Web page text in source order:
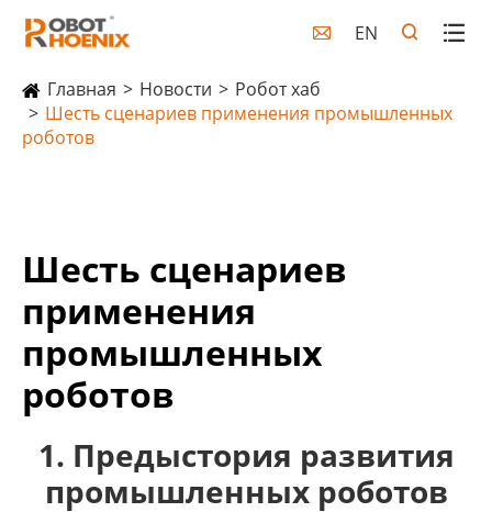
 EN
Главная Новости
Робот хаб
Шесть сценариев применения промышленных
роботов
Шесть сценариев
применения
промышленных
роботов
1. Предыстория развития
промышленных роботов